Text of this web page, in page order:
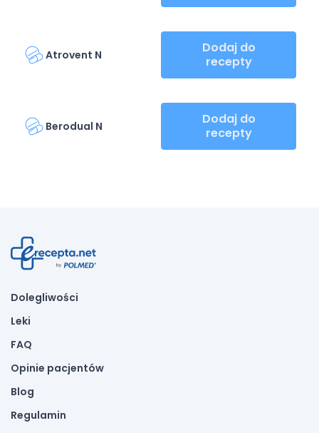
Atrovent N
Dodaj do
recepty
Berodual N
Dodaj do
recepty
Dolegliwości
Leki
FAQ
Opinie pacjentów
Blog
Regulamin